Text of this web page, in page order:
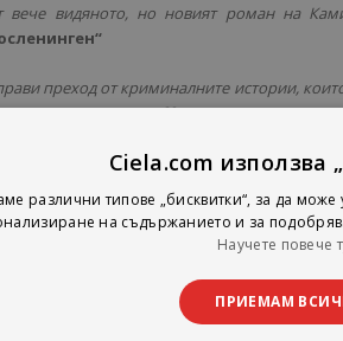
вече видяното, но новият роман на
преход от криминалните истории,
екземпляра в 60 страни, към
Ciela.com използва
различни типове „бисквитки“, за да
на съдържанието и за
Научете повече
ПРИЕМАМ